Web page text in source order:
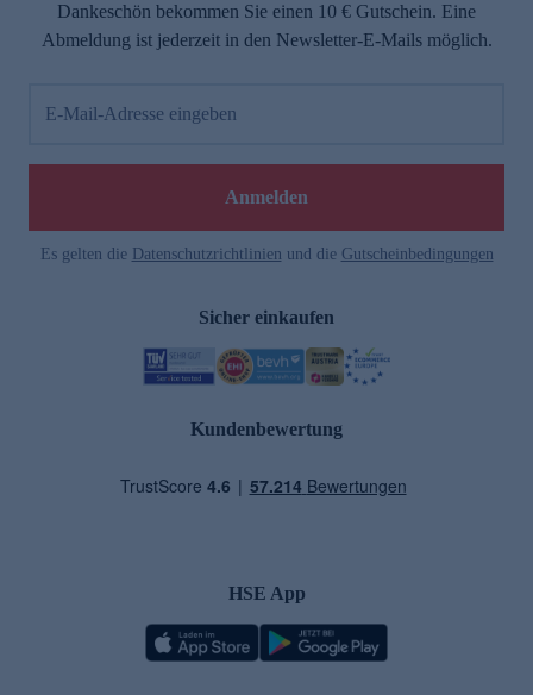
Dankeschön bekommen Sie einen 10 € Gutschein. Eine
Abmeldung ist jederzeit in den Newsletter-E-Mails möglich.
E-Mail-Adresse eingeben
Anmelden
Es gelten die Datenschutzrichtlinien und die Gutscheinbedingungen
Sicher einkaufen
Kundenbewertung
HSE App